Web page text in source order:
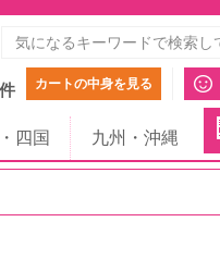
件 カートの中身を見る
四国 九州・沖縄